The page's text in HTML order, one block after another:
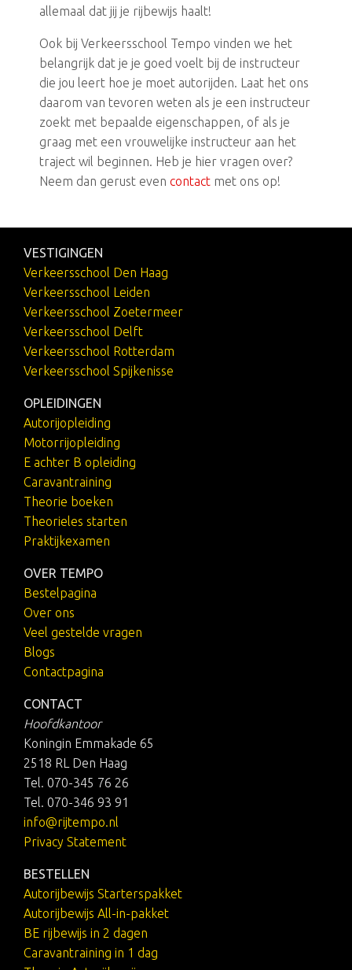
allemaal dat jij je rijbewijs haalt!
Ook bij Verkeersschool Tempo vinden we het
belangrijk dat je je goed voelt bij de instructeur
die jou leert hoe je moet autorijden. Laat het ons
daarom van tevoren weten als je een instructeur
zoekt met bepaalde eigenschappen, of als je
graag met een vrouwelijke instructeur aan het
traject wil beginnen. Heb je hier vragen over?
Neem dan gerust even contact met ons op!
VESTIGINGEN
Verkeersschool Den Haag
Verkeersschool Leiden
Verkeersschool Zoetermeer
Verkeersschool Delft
Verkeersschool Rotterdam
Verkeersschool Spijkenisse
OPLEIDINGEN
Autorijopleiding
Motorrijopleiding
E achter B opleiding
Caravantraining
Theorie boeken
Theorieles starten
Praktijkexamen
OVER TEMPO
Bestelpagina
Over ons
Veel gestelde vragen
Blogs
Contactpagina
CONTACT
Hoofdkantoor
Koningin Emmakade 65
2518 RL Den Haag
Tel. 070-345 76 26
Tel. 070-346 93 91
info@rijtempo.nl
Privacy Statement
BESTELLEN
Autorijbewijs Starterspakket
Autorijbewijs All-in-pakket
BE rijbewijs in 2 dagen
Caravantraining in 1 dag